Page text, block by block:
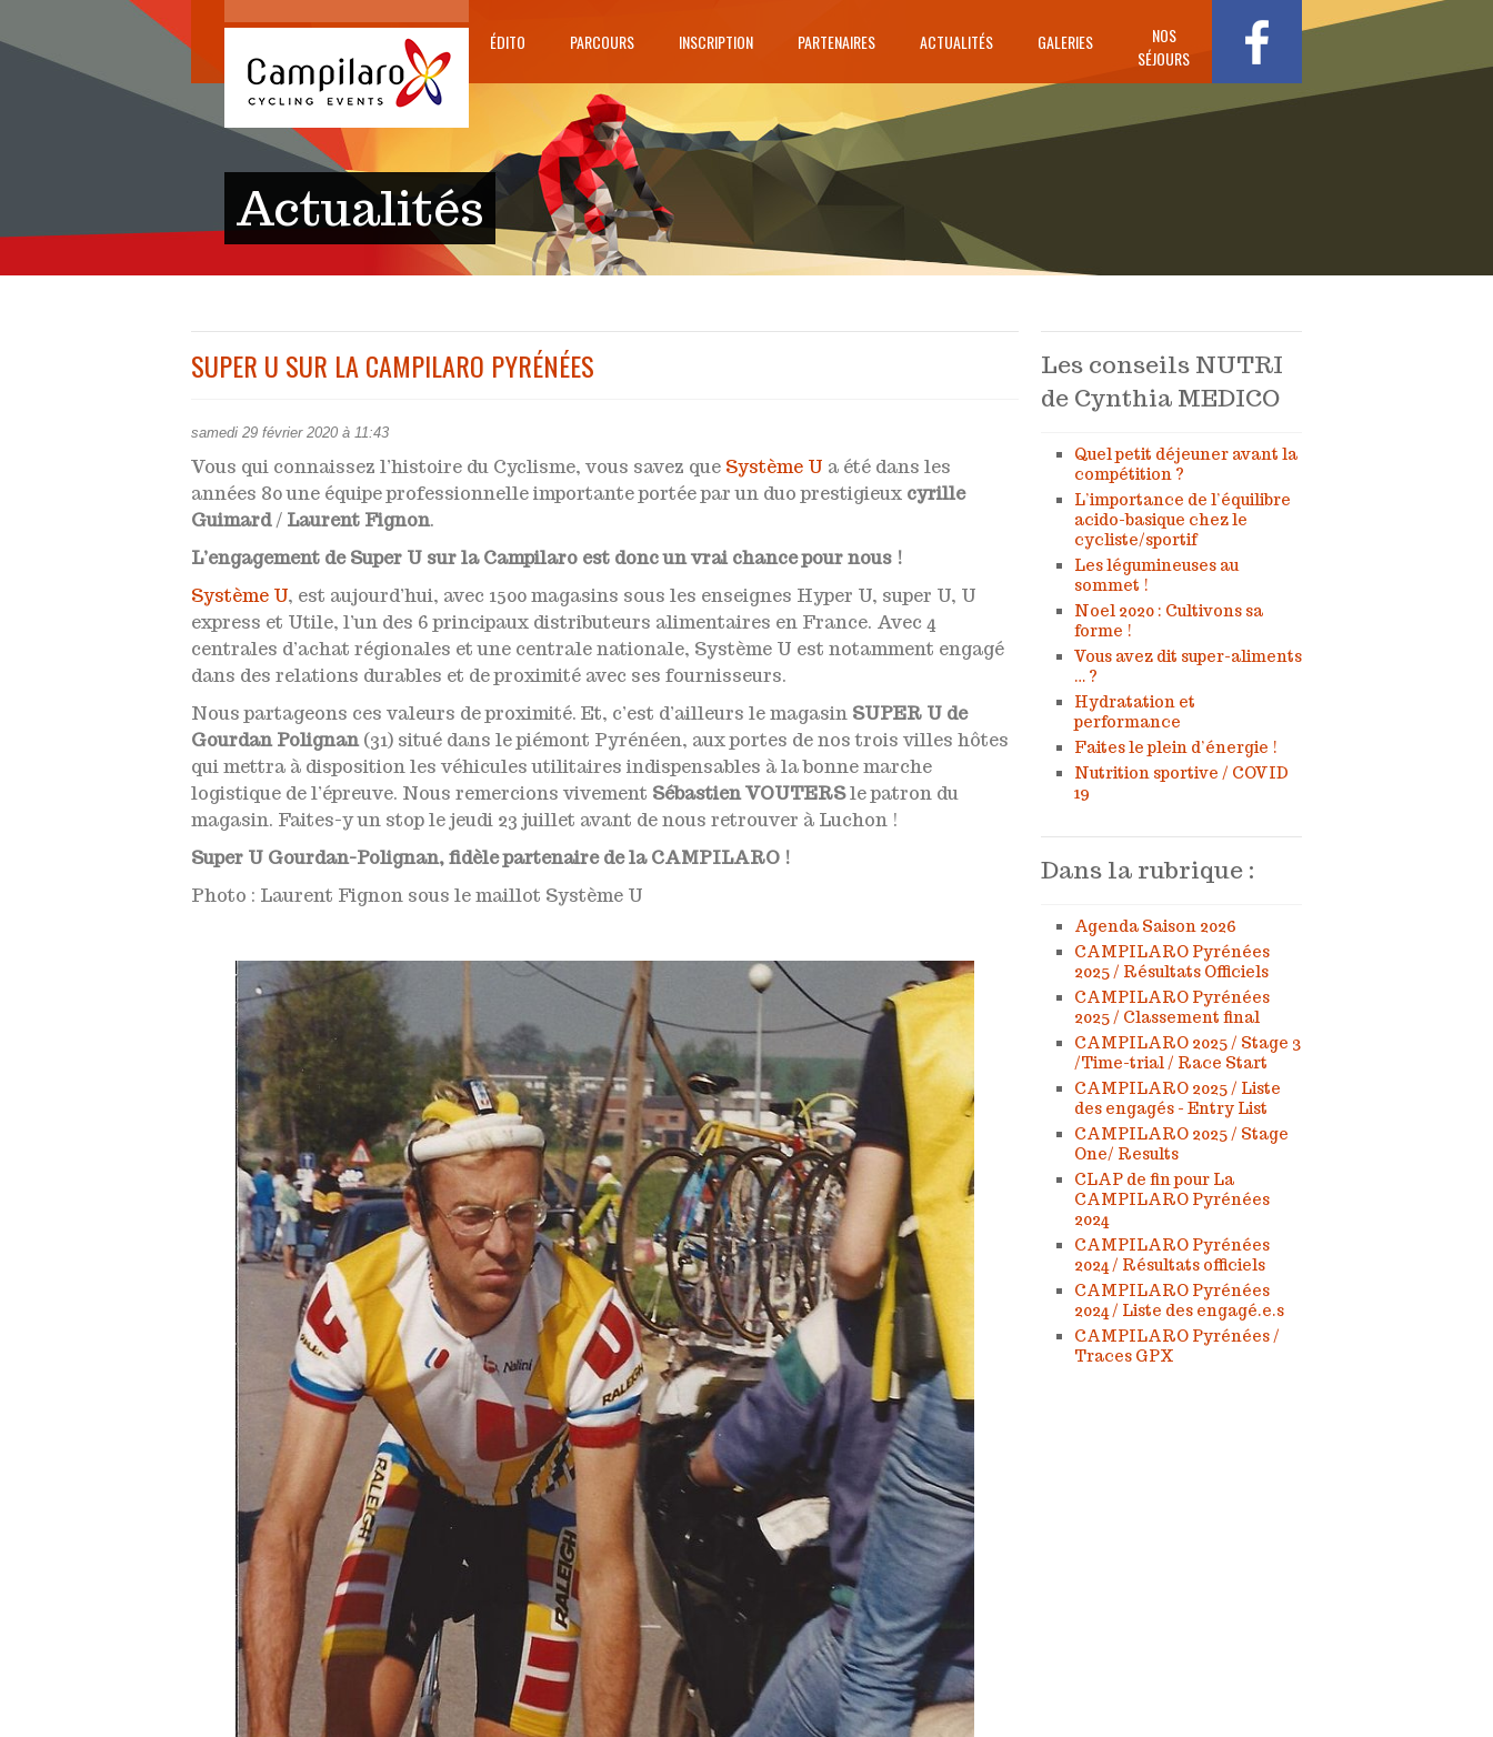
ÉDITO PARCOURS INSCRIPTION PARTENAIRES ACTUALITÉS GALERIES
NOS
SÉJOURS
Actualités
SUPER U SUR LA CAMPILARO PYRÉNÉES
samedi 29 février 2020 à 11:43
Vous qui connaissez l’histoire du Cyclisme, vous savez que Système U a été dans les
années 80 une équipe professionnelle importante portée par un duo prestigieux cyrille
Guimard/ Laurent Fignon.
L’engagement de Super U sur la Campilaro est donc un vrai chance pour nous !
Système U, est aujourd’hui, avec 1500 magasins sous les enseignes Hyper U, super U, U
express et Utile, l’un des 6 principaux distributeurs alimentaires en France. Avec 4
centrales d’achat régionales et une centrale nationale, Système U est notamment engagé
dans des relations durables et de proximité avec ses fournisseurs.
Nous partageons ces valeurs de proximité. Et, c’est d’ailleurs le magasin SUPER U de
Gourdan Polignan(31) situé dans le piémont Pyrénéen, aux portes de nos trois villes hôtes
qui mettra à disposition les véhicules utilitaires indispensables à la bonne marche
logistique de l’épreuve. Nous remercions vivement Sébastien VOUTERSle patron du
magasin. Faites-y un stop le jeudi 23 juillet avant de nous retrouver à Luchon !
Super U Gourdan-Polignan, fidèle partenaire de la CAMPILARO !
Photo : Laurent Fignon sous le maillot Système U
Les conseils NUTRI
de Cynthia MEDICO
Quel petit déjeuner avant la
compétition ?
L’importance de l’équilibre
acido-basique chez le
cycliste/sportif
Les légumineuses au
sommet !
Noel 2020 : Cultivons sa
forme !
Vous avez dit super-aliments
… ?
Hydratation et
performance
Faites le plein d’énergie !
Nutrition sportive / COVID
19
Dans la rubrique :
Agenda Saison 2026
CAMPILARO Pyrénées
2025 / Résultats Officiels
CAMPILARO Pyrénées
2025 / Classement final
CAMPILARO 2025 / Stage 3
/Time-trial / Race Start
CAMPILARO 2025 / Liste
des engagés - Entry List
CAMPILARO 2025 / Stage
One/ Results
CLAP de fin pour La
CAMPILARO Pyrénées
2024
CAMPILARO Pyrénées
2024 / Résultats officiels
CAMPILARO Pyrénées
2024 / Liste des engagé.e.s
CAMPILARO Pyrénées /
Traces GPX